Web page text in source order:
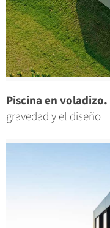
Piscina en voladizo.
gravedad y el diseño